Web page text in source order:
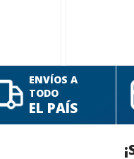
ENVÍOS A
TODO
EL PAÍS